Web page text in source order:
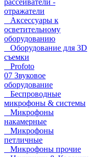
рассеиватели -
отражатели
Аксессуары к
осветительному
оборудованию
Оборудование для 3D
съемки
Profoto
07 Звуковое
оборудование
Беспроводные
микрофоны & системы
Микрофоны
накамерные
Микрофоны
петличные
Микрофоны прочие